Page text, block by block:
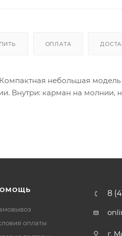
ОПЛАТА
небольшая
Внутри: карман на молнии,
оплаты
8
г.